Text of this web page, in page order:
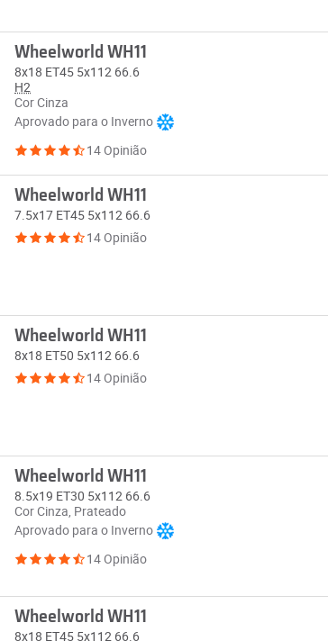
Wheelworld WH11
8x18 ET45 5x112 66.6
H2
Cor Cinza
Aprovado para o Inverno
14 Opinião
Wheelworld WH11
7.5x17 ET45 5x112 66.6
14 Opinião
Wheelworld WH11
8x18 ET50 5x112 66.6
14 Opinião
Wheelworld WH11
8.5x19 ET30 5x112 66.6
Cor Cinza, Prateado
Aprovado para o Inverno
14 Opinião
Wheelworld WH11
8x18 ET45 5x112 66.6